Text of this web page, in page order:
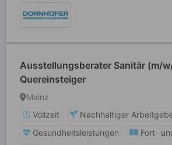
Ausstellungsberater Sanitär (m/
Quereinsteiger
Mainz
Vollzeit
Nachhaltiger
Gesundheitsleistungen
Fort-